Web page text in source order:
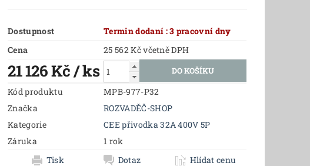
Dostupnost
Termin dodaní : 3 pracovní dny
Cena
25 562 Kč včetně DPH
21 126 Kč/ ks
Kód produktu
MPB-977-P32
Značka
ROZVADĚČ-SHOP
Kategorie
CEE přivodka 32A 400V 5P
Záruka
1 rok
Tisk
Dotaz Hlídat cenu